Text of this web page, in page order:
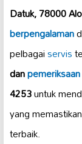
Datuk, 78000
berpengalaman
pelbagaiservis
dan
4253untuk
yang
terbaik.